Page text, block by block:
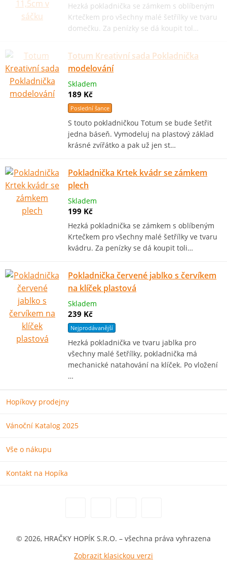
Hezká pokladnička se zámkem s oblíbeným
Krtečkem pro všechny malé šetřílky ve tvaru
domečku. Za penízky se dá koupit tol…
Totum Kreativní sada Pokladnička
modelování
Skladem
189 Kč
Poslední šance
S touto pokladničkou Totum se bude šetřit
jedna báseň. Vymodeluj na plastový základ
krásné zvířátko a pak už jen st…
Pokladnička Krtek kvádr se zámkem
plech
Skladem
199 Kč
Hezká pokladnička se zámkem s oblíbeným
Krtečkem pro všechny malé šetřílky ve tvaru
kvádru. Za penízky se dá koupit toli…
Pokladnička červené jablko s červíkem
na klíček plastová
Skladem
239 Kč
Nejprodávanější
Hezká pokladnička ve tvaru jablka pro
všechny malé šetřílky, pokladnička má
mechanické natahování na klíček. Po vložení
…
Hopíkovy prodejny
Vánoční Katalog 2025
Vše o nákupu
Kontakt na Hopíka
© 2026, HRAČKY HOPÍK S.R.O. – všechna práva vyhrazena
Zobrazit klasickou verzi